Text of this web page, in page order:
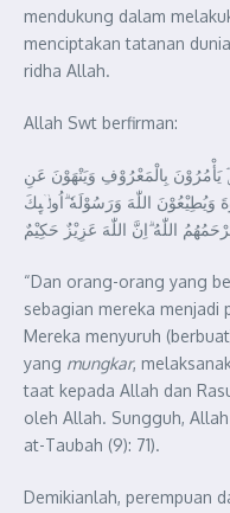
mendukung dalam
menciptakan tatanan
ridha Allah.
Allah Swt berfirman:
يَأْمُرُوْنَ بِالْمَعْرُوْفِ وَيَنْهَوْنَ عَنِ
وَيُطِيْعُوْنَ اللّٰهَ وَرَسُوْلَهٗ ۗاُولٰۤىِٕكَ
اللّٰهُ ۗاِنَّ اللّٰهَ عَزِيْزٌ حَكِيْمٌ
“Dan orang-orang yang
sebagian mereka
Mereka menyuruh
yang mungkar,
taat kepada Allah dan
oleh Allah. Sungguh,
at-Taubah (9): 71).
Demikianlah, perempuan